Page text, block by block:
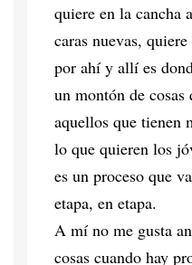
quiere en la cancha
caras nuevas,
por ahí y allí es
un montón de cosas
aquellos que tienen
lo que quieren los
es un proceso que
etapa, en etapa.
A mí no me gusta
cosas cuando hay